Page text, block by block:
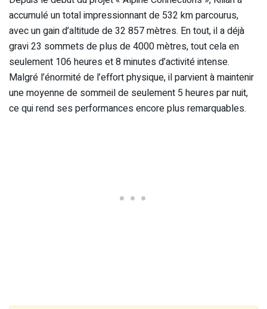
accumulé un total impressionnant de 532 km parcourus,
avec un gain d’altitude de 32 857 mètres. En tout, il a déjà
gravi 23 sommets de plus de 4000 mètres, tout cela en
seulement 106 heures et 8 minutes d’activité intense.
Malgré l’énormité de l’effort physique, il parvient à maintenir
une moyenne de sommeil de seulement 5 heures par nuit,
ce qui rend ses performances encore plus remarquables.